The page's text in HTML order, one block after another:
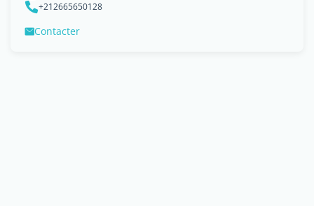
+212665650128
Contacter